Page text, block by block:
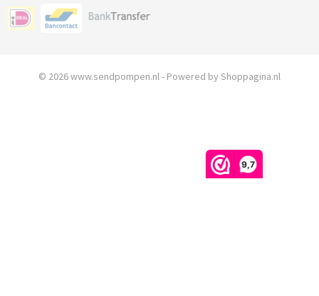
9,7
© 2026 www.sendpompen.nl - Powered by Shoppagina.nl